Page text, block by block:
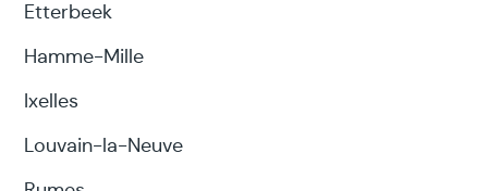
Etterbeek
Hamme-Mille
Ixelles
Louvain-la-Neuve